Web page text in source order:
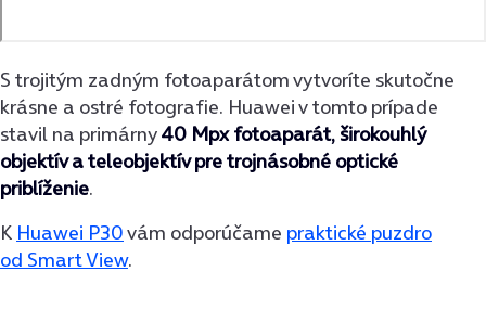
S trojitým zadným fotoaparátom vytvoríte skutočne
krásne a ostré fotografie. Huawei v tomto prípade
stavil na primárny40 Mpx fotoaparát, širokouhlý
objektív a teleobjektív pre trojnásobné optické
priblíženie.
K Huawei P30vám odporúčame praktické puzdro
od Smart View.